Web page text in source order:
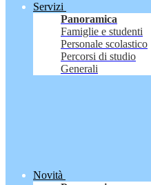
Servizi
Panoramica
Famiglie e studenti
Personale scolastico
Percorsi di studio
Generali
Novità